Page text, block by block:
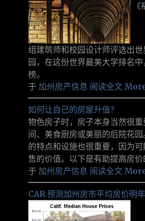
组建筑师和校园设计师评选出
园，在这份世界最美大学排名
榜。
于 加州房产信息 阅读全文
如何让自己的房屋升值？
物色房子时，房子本身当然很
间、美食厨房或美丽的后院花
的特点和设施也很重要，因为
售的价值。以下是有助提高房价
于 加州房产信息 阅读全文
CAR 预测加州房市平均房价明